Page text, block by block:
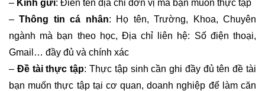
– Kính gửi: Điền tên địa chỉ đơn vị mà bạn muốn thực tập
–Thông tin cá nhân: Họ tên, Trường, Khoa, Chuyên
ngành mà bạn theo học, Địa chỉ liên hệ: Số điện thoại,
Gmail… đầy đủ và chính xác
– Đề tài thực tập: Thực tập sinh cần ghi đầy đủ tên đề tài
bạn muốn thực tập tại cơ quan, doanh nghiệp để làm căn